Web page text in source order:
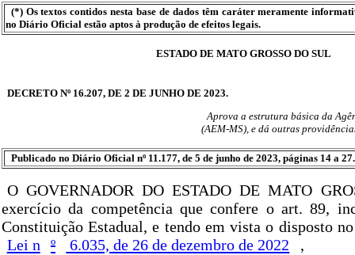
(*) Os textos contidos nesta base de dados têm caráter meramente
no Diário Oficial estão aptos à produção de efeitos legais.
ESTADO DE MATO GROSSO DO SUL
DECRETO Nº 16.207, DE 2 DE JUNHO DE 2023.
Aprova a estrutura básica da
(AEM-MS), e dá outras
Publicado no Diário Oficial nº 11.177, de 5 de junho de 2023, páginas 14 a 27.
O GOVERNADOR DO ESTADO DE MATO
exercício da competência que confere o art. 89,
Constituição Estadual, e tendo em vista o disposto
Lei n
º 6.035, de 26 de dezembro de 2022 ,